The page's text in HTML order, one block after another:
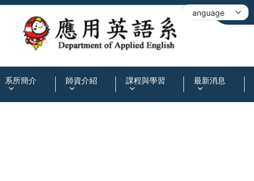
系所簡介 師資介紹 課程與學習 最新消息